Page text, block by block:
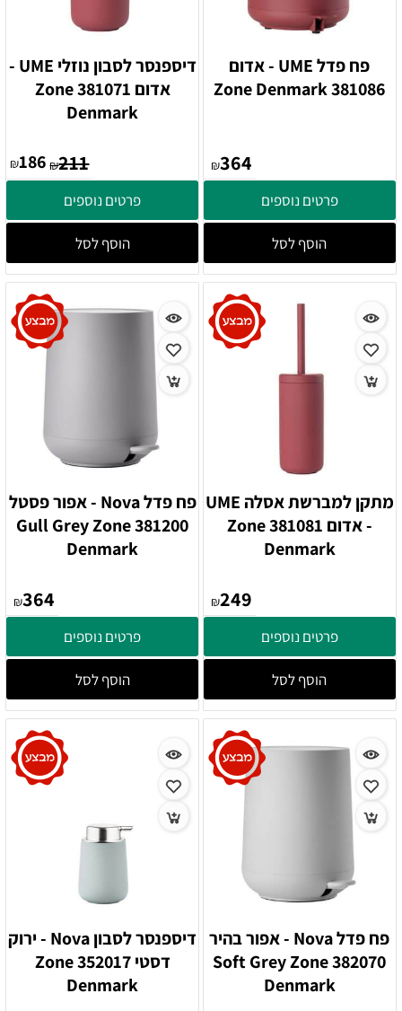
פח פדל UME - אדום
381086 Zone Denmark
₪364
פרטים נוספים
הוסף לסל
דיספנסר לסבון נוזלי UME -
אדום 381071 Zone
Denmark
₪211
₪186
פרטים נוספים
הוסף לסל
מתקן למברשת אסלה UME
- אדום 381081 Zone
Denmark
₪249
פרטים נוספים
הוסף לסל
פח פדל Nova - אפור פסטל
381200 Gull Grey Zone
Denmark
₪364
פרטים נוספים
הוסף לסל
פח פדל Nova - אפור בהיר
382070 Soft Grey Zone
Denmark
דיספנסר לסבון Nova - ירוק
דסטי 352017 Zone
Denmark